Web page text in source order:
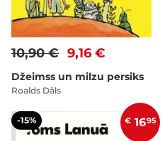
9,16 €
10,90 €
Džeimss un milzu persiks
Roalds Dāls
-15% € 1695